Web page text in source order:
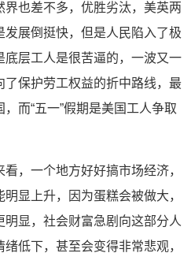
界也差不多，优胜劣汰，美英两
发展倒挺快，但是人民陷入了极
底层工人是很苦逼的，一波又一
保护劳工权益的折中路线，最
而“五一”假期是美国工人争取
，一个地方好好搞市场经济，
显上升，因为蛋糕会被做大，
显，社会财富急剧向这部分人
低下，甚至会变得非常悲观，